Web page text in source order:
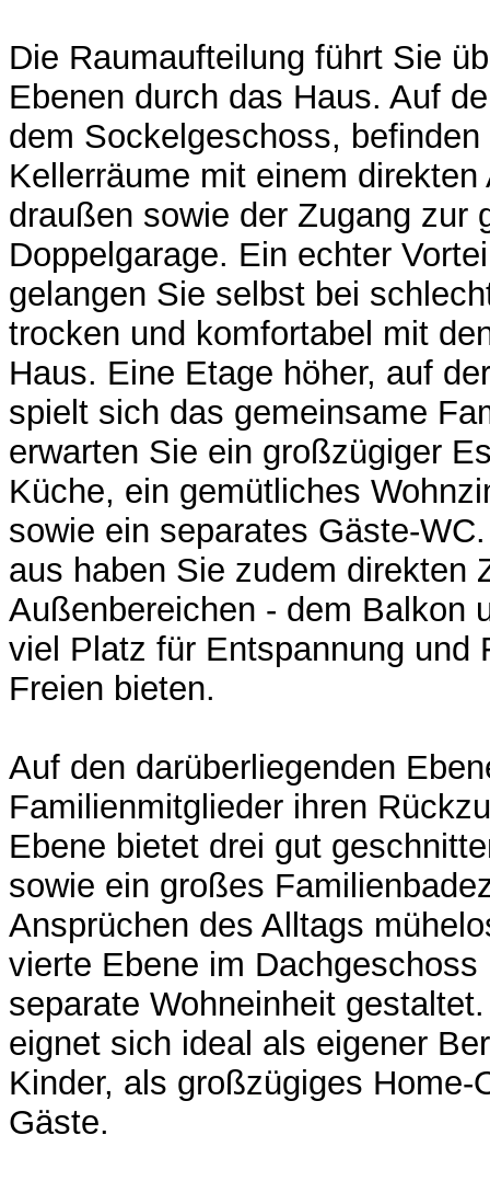
Die Raumaufteilung führt Sie
Ebenen durch das Haus. Auf
dem Sockelgeschoss,
Kellerräume mit einem direkten
draußen sowie der Zugang zur
Doppelgarage. Ein echter
gelangen Sie selbst bei
trocken und komfortabel mit
Haus. Eine Etage höher, auf
spielt sich das gemeinsame
erwarten Sie ein großzügiger
Küche, ein gemütliches
sowie ein separates Gäste-
aus haben Sie zudem direkten
Außenbereichen - dem Balkon
viel Platz für Entspannung und
Freien bieten.
Auf den darüberliegenden
Familienmitglieder ihren
Ebene bietet drei gut
sowie ein großes
Ansprüchen des Alltags
vierte Ebene im
separate Wohneinheit
eignet sich ideal als eigener
Kinder, als großzügiges Home-
Gäste.